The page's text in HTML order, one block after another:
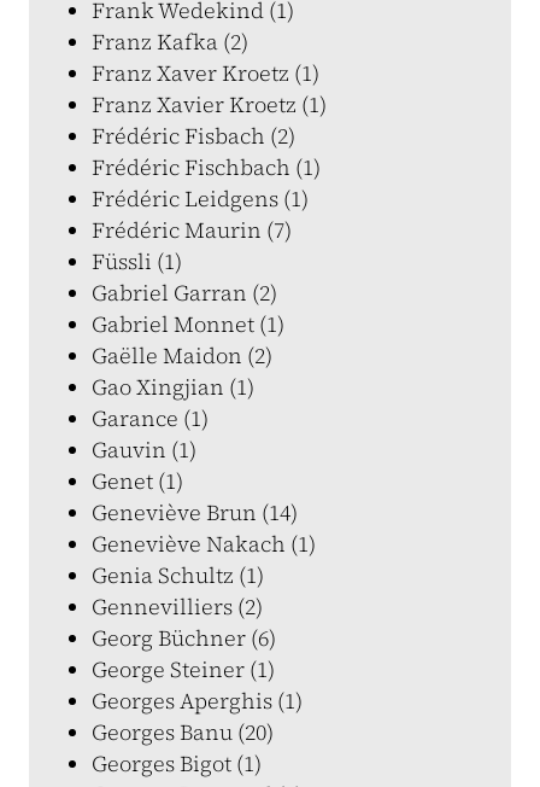
Frank Wedekind (1)
Franz Kafka (2)
Franz Xaver Kroetz (1)
Franz Xavier Kroetz (1)
Frédéric Fisbach (2)
Frédéric Fischbach (1)
Frédéric Leidgens (1)
Frédéric Maurin (7)
Füssli (1)
Gabriel Garran (2)
Gabriel Monnet (1)
Gaëlle Maidon (2)
Gao Xingjian (1)
Garance (1)
Gauvin (1)
Genet (1)
Geneviève Brun (14)
Geneviève Nakach (1)
Genia Schultz (1)
Gennevilliers (2)
Georg Büchner (6)
George Steiner (1)
Georges Aperghis (1)
Georges Banu (20)
Georges Bigot (1)